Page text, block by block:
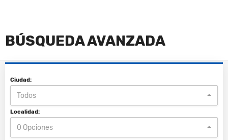
BÚSQUEDA AVANZADA
Ciudad:
Todos
Localidad:
0 Opciones